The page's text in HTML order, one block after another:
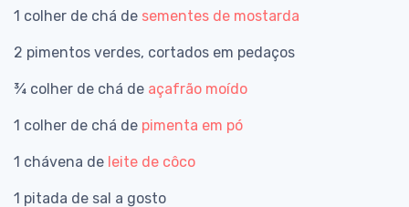
1 colher de chá de sementes de mostarda
2 pimentos verdes, cortados em pedaços
¾ colher de chá de açafrão moído
1 colher de chá de pimenta em pó
1 chávena de leite de côco
1 pitada de sal a gosto